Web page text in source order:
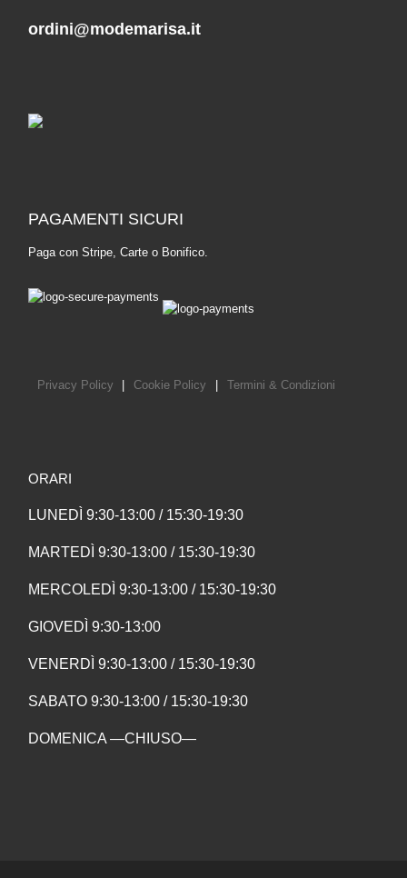
ordini@modemarisa.it
PAGAMENTI SICURI
Paga con Stripe, Carte o Bonifico.
Privacy Policy Cookie Policy Termini & Condizioni
ORARI
LUNEDÌ 9:30-13:00 / 15:30-19:30
MARTEDÌ 9:30-13:00 / 15:30-19:30
MERCOLEDÌ 9:30-13:00 / 15:30-19:30
GIOVEDÌ 9:30-13:00
VENERDÌ 9:30-13:00 / 15:30-19:30
SABATO 9:30-13:00 / 15:30-19:30
DOMENICA —CHIUSO—